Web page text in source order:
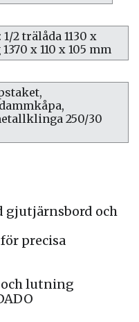
gjutjärnsbord och
precisa
lutning
2 trälåda 1130 x
x 110 x 105 mm
250/30